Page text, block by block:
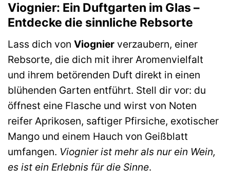
Viognier: Ein Duftgarten im Glas –
Entdecke die sinnliche Rebsorte
Lass dich von Viognier verzaubern, einer
Rebsorte, die dich mit ihrer Aromenvielfalt
und ihrem betörenden Duft direkt in einen
blühenden Garten entführt. Stell dir vor: du
öffnest eine Flasche und wirst von Noten
reifer Aprikosen, saftiger Pfirsiche, exotischer
Mango und einem Hauch von Geißblatt
umfangen. Viognier ist mehr als nur ein Wein,
es ist ein Erlebnis für die Sinne.